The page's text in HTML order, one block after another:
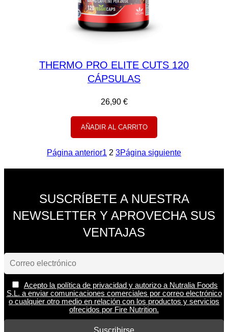
THERMO PRO ELITE CUTS 120
CÁPSULAS
26,90 €
AÑADIR AL CARRITO
Página anterior1 2 3Página siguiente
SUSCRÍBETE A NUESTRA
NEWSLETTER Y APROVECHA SUS
VENTAJAS
Acepto la política de privacidad y autorizo a Nutralia Foods
S.L. a enviar comunicaciones comerciales por correo electrónico
o cualquier otro medio en relación con los productos y servicios
ofrecidos por Fire Nutrition.